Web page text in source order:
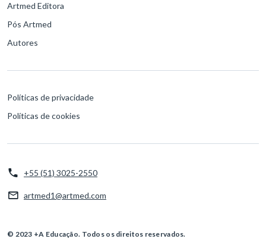
Artmed Editora
Pós Artmed
Autores
Políticas de privacidade
Políticas de cookies
+55 (51) 3025-2550
artmed1@artmed.com
© 2023 +A Educação. Todos os direitos reservados.